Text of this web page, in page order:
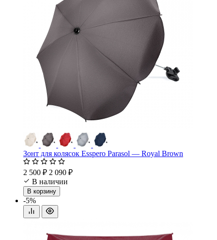
Зонт для колясок Esspero Parasol — Royal Brown
2 500 ₽ 2 090 ₽
В наличии
В корзину
-5%